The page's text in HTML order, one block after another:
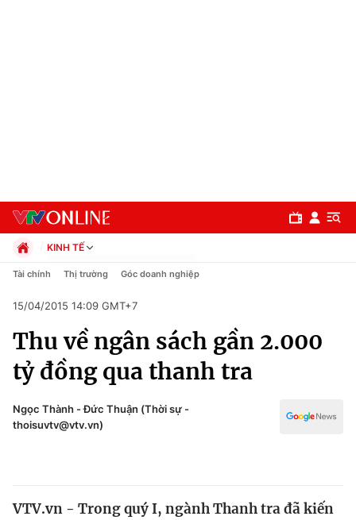
Chuyên mục
Chính trị
Xã hội
KINH TẾ
Chính trị
Pháp luật
Kinh tế
Thể thao
Truyền hình
Y tế
Đời sống
Tài chính Thị trường Góc doanh nghiệp
15/04/2015 14:09 GMT+7
Thu về ngân sách gần 2.000
tỷ đồng qua thanh tra
Ngọc Thành - Đức Thuận (Thời sự -
thoisuvtv@vtv.vn)
VTV.vn - Trong quý I, ngành Thanh tra đã kiến